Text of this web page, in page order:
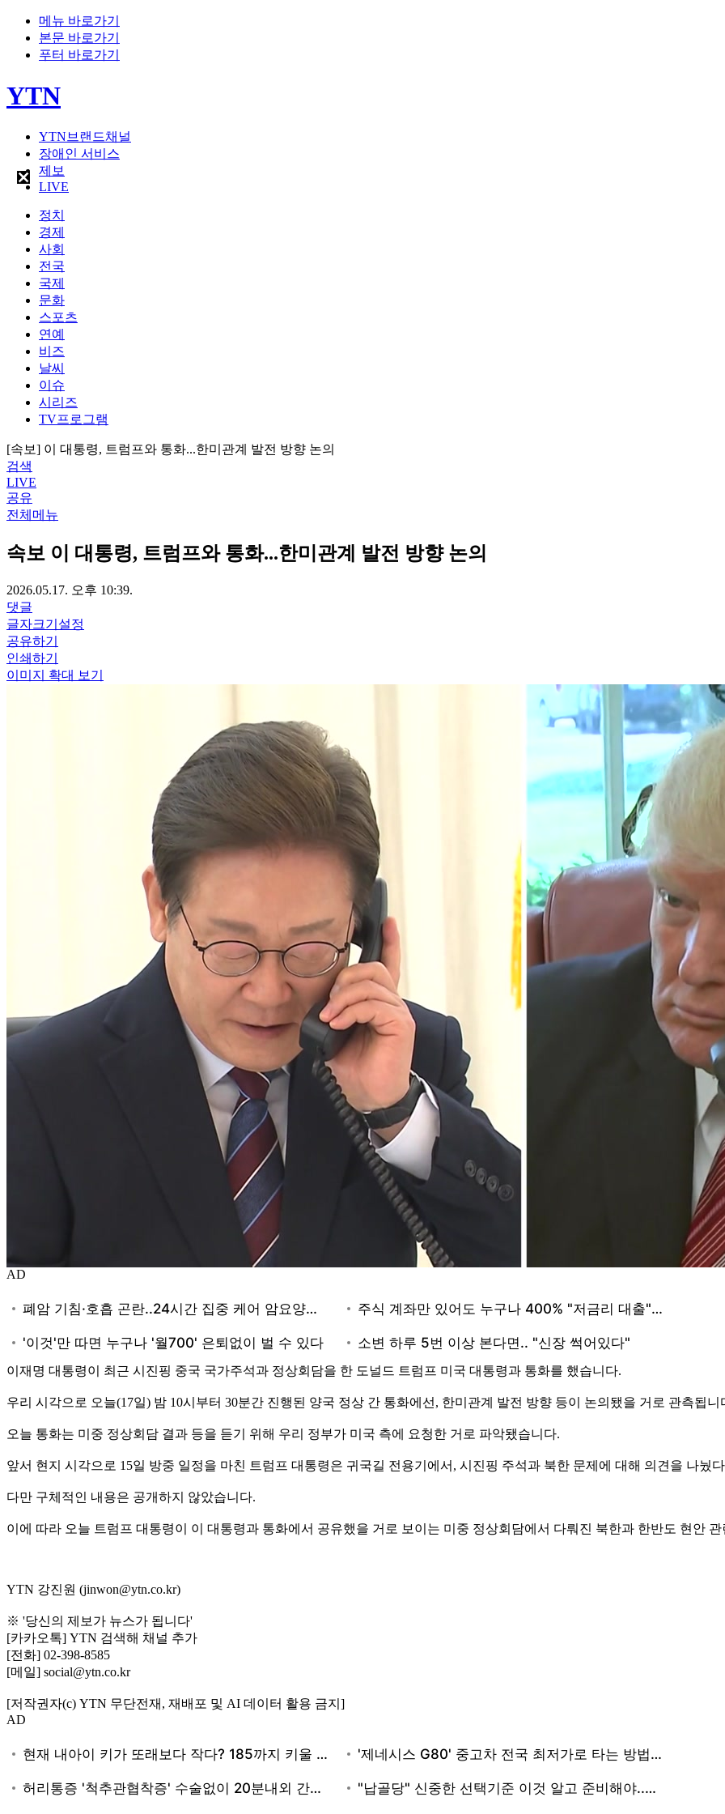
메뉴 바로가기
본문 바로가기
푸터 바로가기
YTN
YTN브랜드채널
장애인 서비스
제보
LIVE
정치
경제
사회
전국
국제
문화
스포츠
연예
비즈
날씨
이슈
시리즈
TV프로그램
[속보] 이 대통령, 트럼프와 통화...한미관계 발전 방향 논의
검색
LIVE
공유
전체메뉴
속보 이 대통령, 트럼프와 통화...한미관계 발전 방향 논의
2026.05.17. 오후 10:39.
댓글
글자크기설정
공유하기
인쇄하기
이미지 확대 보기
AD
이재명 대통령이 최근 시진핑 중국 국가주석과 정상회담을 한 도널드 트럼프 미국 대통령과 통화를 했습니다.
우리 시각으로 오늘(17일) 밤 10시부터 30분간 진행된 양국 정상 간 통화에선, 한미관계 발전 방향 등이 논의됐을 거로 관측됩니
오늘 통화는 미중 정상회담 결과 등을 듣기 위해 우리 정부가 미국 측에 요청한 거로 파악됐습니다.
앞서 현지 시각으로 15일 방중 일정을 마친 트럼프 대통령은 귀국길 전용기에서, 시진핑 주석과 북한 문제에 대해 의견을 나눴
다만 구체적인 내용은 공개하지 않았습니다.
이에 따라 오늘 트럼프 대통령이 이 대통령과 통화에서 공유했을 거로 보이는 미중 정상회담에서 다뤄진 북한과 한반도 현안
YTN 강진원 (jinwon@ytn.co.kr)
※ '당신의 제보가 뉴스가 됩니다'
[카카오톡] YTN 검색해 채널 추가
[전화] 02-398-8585
[메일] social@ytn.co.kr
[저작권자(c) YTN 무단전재, 재배포 및 AI 데이터 활용 금지]
AD